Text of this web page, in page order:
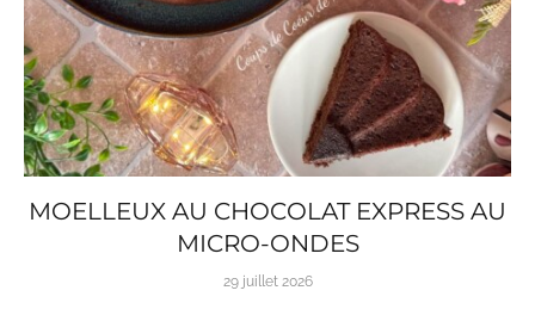
MOELLEUX AU CHOCOLAT EXPRESS AU
MICRO-ONDES
29 juillet 2026